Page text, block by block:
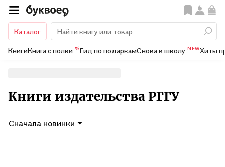
Каталог
КнигиКнига с полки %Гид по подаркамСнова в школу NEWХиты
Книги издательства РГГУ
Сначала новинки